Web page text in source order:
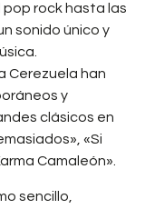
rock hasta las
sonido único y
Cerezuela han
y
clásicos en
, «Si
Camaleón».
sencillo,